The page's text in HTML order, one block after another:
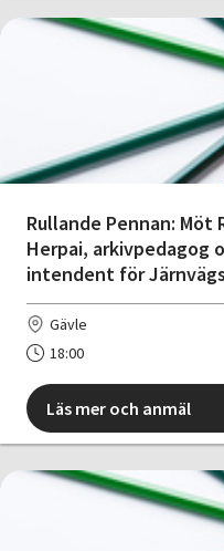
Rullande Pennan: Möt
Herpai, arkivpedagog
intendent för
Gävle
18:00
Läs mer och anmäl